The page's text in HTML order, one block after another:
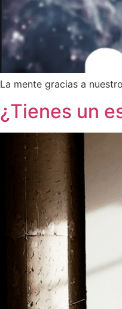
La mente gracias a
¿Tienes un